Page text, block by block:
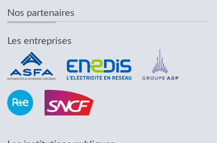
Nos partenaires
Les entreprises